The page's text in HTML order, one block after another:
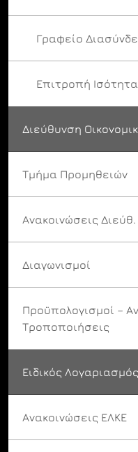
Γραφείο
Επιτροπή
Διεύθυνση
Τμήμα Προμηθειών
Ανακοινώσεις
Διαγωνισμοί
Προϋπολογισμοί –
Τροποποιήσεις
Ειδικός
Ανακοινώσεις ΕΛΚΕ